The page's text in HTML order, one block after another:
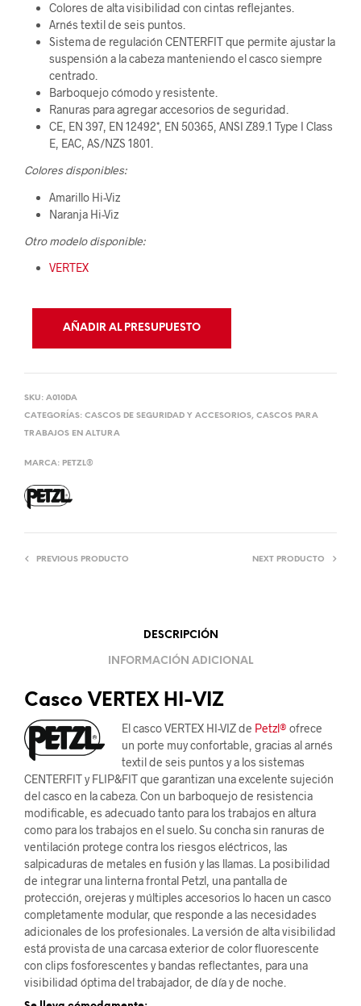
Colores de alta visibilidad con cintas reflejantes.
Arnés textil de seis puntos.
Sistema de regulación CENTERFIT que permite ajustar la
suspensión a la cabeza manteniendo el casco siempre
centrado.
Barboquejo cómodo y resistente.
Ranuras para agregar accesorios de seguridad.
CE, EN 397, EN 12492*, EN 50365, ANSI Z89.1 Type I Class
E, EAC, AS/NZS 1801.
Colores disponibles:
Amarillo Hi-Viz
Naranja Hi-Viz
Otro modelo disponible:
VERTEX
AÑADIR AL PRESUPUESTO
SKU: A010DA
CATEGORÍAS: CASCOS DE SEGURIDAD Y ACCESORIOS, CASCOS PARA
TRABAJOS EN ALTURA
MARCA: PETZL®
PREVIOUS PRODUCTO NEXT PRODUCTO
DESCRIPCIÓN
INFORMACIÓN ADICIONAL
Casco VERTEX HI-VIZ
El casco VERTEX HI-VIZ de Petzl® ofrece
un porte muy confortable, gracias al arnés
textil de seis puntos y a los sistemas
CENTERFIT y FLIP&FIT que garantizan una excelente sujeción
del casco en la cabeza. Con un barboquejo de resistencia
modificable, es adecuado tanto para los trabajos en altura
como para los trabajos en el suelo. Su concha sin ranuras de
ventilación protege contra los riesgos eléctricos, las
salpicaduras de metales en fusión y las llamas. La posibilidad
de integrar una linterna frontal Petzl, una pantalla de
protección, orejeras y múltiples accesorios lo hacen un casco
completamente modular, que responde a las necesidades
adicionales de los profesionales. La versión de alta visibilidad
está provista de una carcasa exterior de color fluorescente
con clips fosforescentes y bandas reflectantes, para una
visibilidad óptima del trabajador, de día y de noche.